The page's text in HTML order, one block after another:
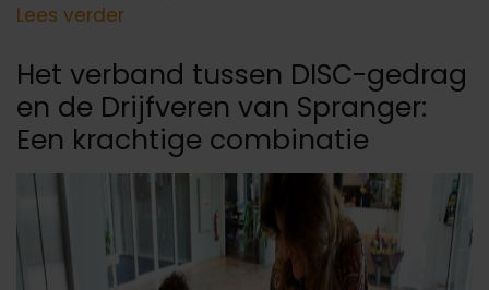
Lees verder
Het verband tussen DISC-gedrag
en de Drijfveren van Spranger:
Een krachtige combinatie